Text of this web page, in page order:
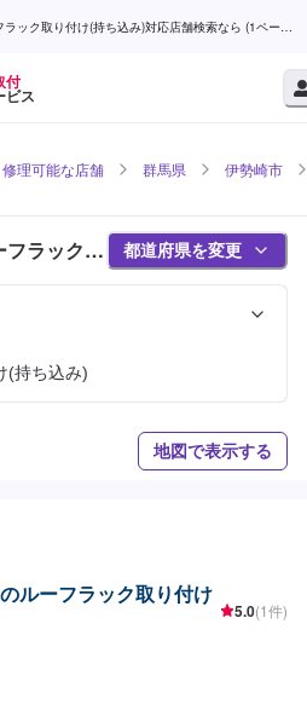
ック取り付け(持ち込み)対応店舗検索なら (1ページ
付
ビス
理可能な店舗 群馬県 伊勢崎市
ラック取
ジ目)
都道府県を変更
(持ち込み)
地図で表示する
ルーフラック取り付け
5.0(1件)